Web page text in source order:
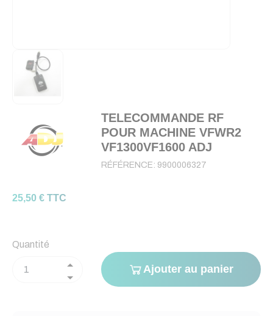
TELECOMMANDE RF
POUR MACHINE VFWR2
VF1300VF1600 ADJ
RÉFÉRENCE: 9900006327
25,50 € TTC
Quantité
Ajouter au panier